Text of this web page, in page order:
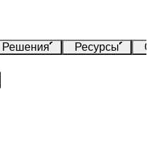
Решения Ресурсы